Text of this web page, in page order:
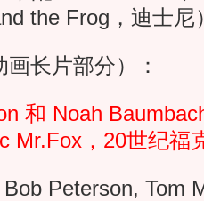
the Frog，迪士尼
长片部分）：
Noah
Mr.Fox，20世纪福
Peterson, Tom